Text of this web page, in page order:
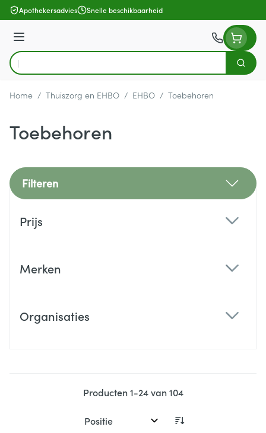
Ga naar de inhoud
Apothekersadvies Snelle beschikbaarheid
Menu
Product, merk, categorie...
Zoek
Home / Thuiszorg en EHBO / EHBO / Toebehoren
Toebehoren
Filteren
Prijs
Merken
Organisaties
Producten1-24van104
Sorteer op: